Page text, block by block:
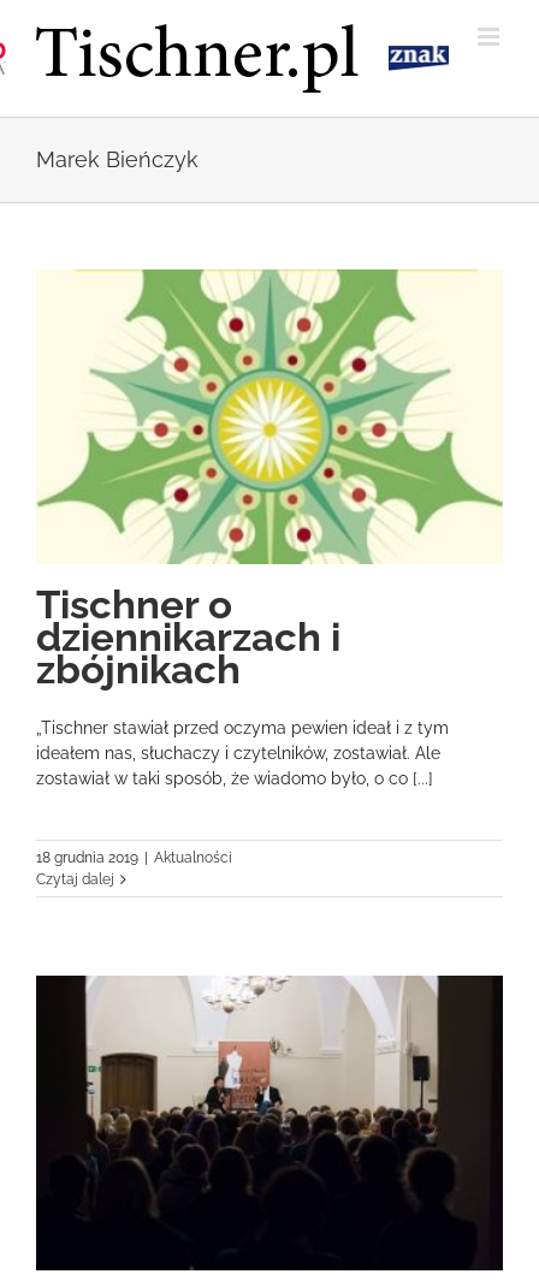
zawartości
Marek Bieńczyk
Tischner o
dziennikarzach i
zbójnikach
„Tischner stawiał przed oczyma pewien ideał i z tym
ideałem nas, słuchaczy i czytelników, zostawiał. Ale
zostawiał w taki sposób, że wiadomo było, o co [...]
18 grudnia 2019
Aktualności
Czytaj dalej